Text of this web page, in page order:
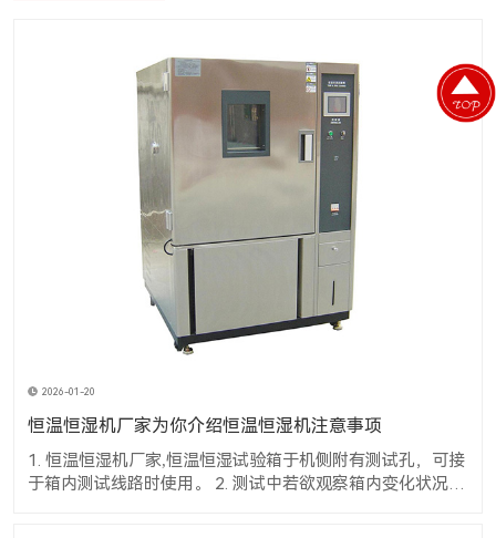
2026-01-20
恒温恒湿机厂家为你介绍恒温恒湿机注意事项
1. 恒温恒湿机厂家,恒温恒湿试验箱于机侧附有测试孔，可接
于箱内测试线路时使用。 2. 测试中若欲观察箱内变化状况